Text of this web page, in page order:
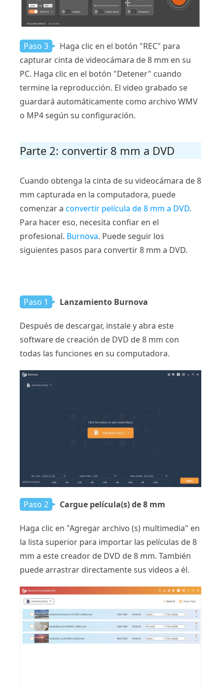
Paso 3
Haga clic en el botón "REC" para
capturar cinta de videocámara de 8 mm en su
PC. Haga clic en el botón "Detener" cuando
termine la reproducción. El video grabado se
guardará automáticamente como archivo WMV
o MP4 según su configuración.
Parte 2: convertir 8 mm a DVD
Cuando obtenga la cinta de su videocámara de 8
mm capturada en la computadora, puede
comenzar a convertir película de 8 mm a DVD.
Para hacer eso, necesita confiar en el
profesional. Burnova. Puede seguir los
siguientes pasos para convertir 8 mm a DVD.
Paso 1 Lanzamiento Burnova
Después de descargar, instale y abra este
software de creación de DVD de 8 mm con
todas las funciones en su computadora.
Paso 2 Cargue película(s) de 8 mm
Haga clic en "Agregar archivo (s) multimedia" en
la lista superior para importar las películas de 8
mm a este creador de DVD de 8 mm. También
puede arrastrar directamente sus videos a él.